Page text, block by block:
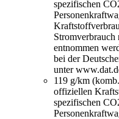
spezifischen
Stromverbrauch
entnommen
bei der
unter
119 g/km
offiziellen
spezifischen